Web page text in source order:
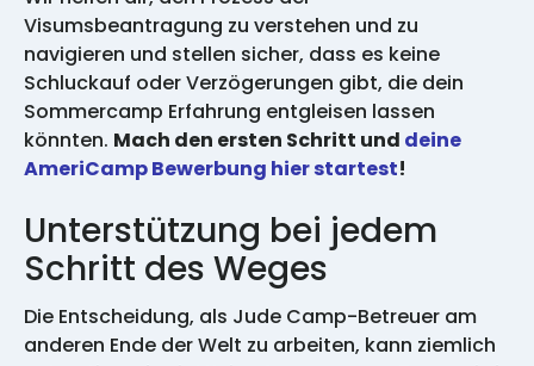
Visumsbeantragung zu verstehen und zu
navigieren und stellen sicher, dass es keine
Schluckauf oder Verzögerungen gibt, die dein
Sommercamp Erfahrung entgleisen lassen
könnten. Mach den ersten Schritt und deine
AmeriCamp Bewerbung hier startest!
Unterstützung bei jedem
Schritt des Weges
Die Entscheidung, als Jude Camp-Betreuer am
anderen Ende der Welt zu arbeiten, kann ziemlich